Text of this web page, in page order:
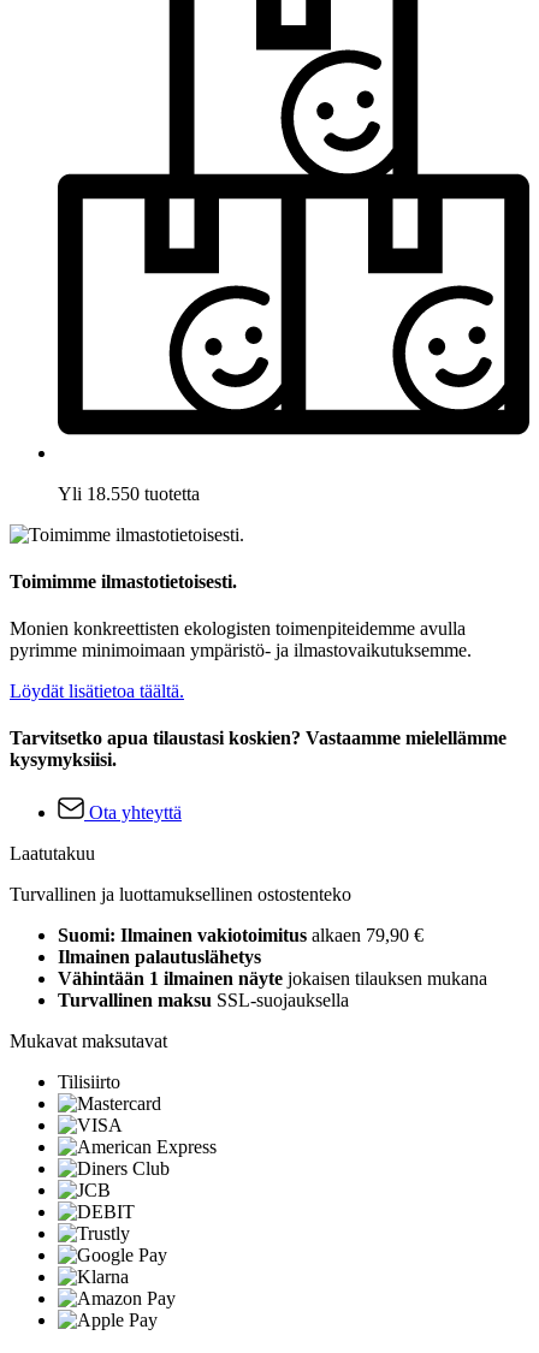
Yli 18.550 tuotetta
Toimimme ilmastotietoisesti.
Monien konkreettisten ekologisten toimenpiteidemme avulla
pyrimme minimoimaan ympäristö- ja ilmastovaikutuksemme.
Löydät lisätietoa täältä.
Tarvitsetko apua tilaustasi koskien? Vastaamme mielellämme
kysymyksiisi.
Ota yhteyttä
Laatutakuu
Turvallinen ja luottamuksellinen ostostenteko
Suomi: Ilmainen vakiotoimitus alkaen 79,90 €
Ilmainen palautuslähetys
Vähintään 1 ilmainen näyte jokaisen tilauksen mukana
Turvallinen maksu SSL-suojauksella
Mukavat maksutavat
Tilisiirto